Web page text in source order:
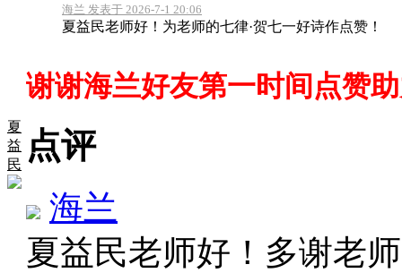
夏
益
民
海兰 发表于 2026-7-1 20:06
夏益民老师好！为老师的七律·贺七一好诗作点赞！
谢谢海兰好友第一时间点赞
点评
海兰
夏益民老师好！多谢老